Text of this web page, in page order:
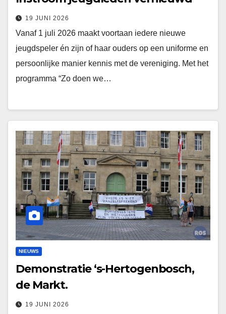
19 JUNI 2026
Vanaf 1 juli 2026 maakt voortaan iedere nieuwe
jeugdspeler én zijn of haar ouders op een uniforme en
persoonlijke manier kennis met de vereniging. Met het
programma “Zo doen we…
NIEUWS
Demonstratie ‘s-Hertogenbosch,
de Markt.
19 JUNI 2026